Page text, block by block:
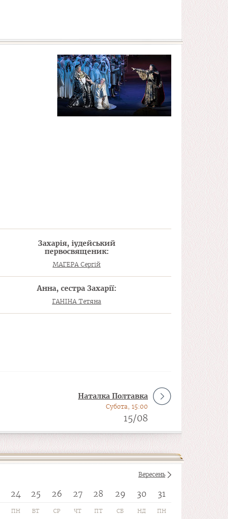
Захарія, іудейський
первосвященик:
МАГЕРА Сергій
Анна, сестра Захарії:
ГАНІНА Тетяна
Наталка Полтавка
Субота, 15:00
15/08
Вересень
24 25 26 27 28 29 30 31
ПН ВТ СР ЧТ ПТ СБ НД ПН